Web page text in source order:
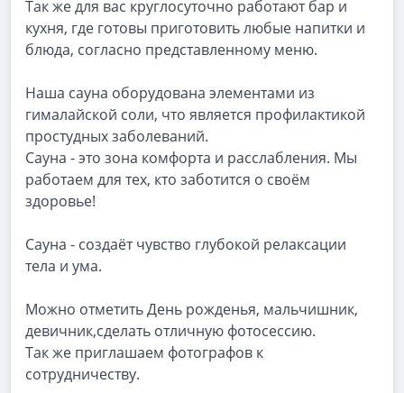
Так же для вас круглосуточно работают бар и
кухня, где готовы приготовить любые напитки и
блюда, согласно представленному меню.
Наша сауна оборудована элементами из
гималайской соли, что является профилактикой
простудных заболеваний.
Сауна - это зона комфорта и расслабления. Мы
работаем для тех, кто заботится о своём
здоровье!
Сауна - создаёт чувство глубокой релаксации
тела и ума.
Можно отметить День рожденья, мальчишник,
девичник,сделать отличную фотосессию.
Так же приглашаем фотографов к
сотрудничеству.